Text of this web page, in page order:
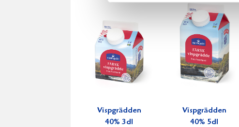
Vispgrädden
40% 3dl
Vispgrädden
40% 5dl